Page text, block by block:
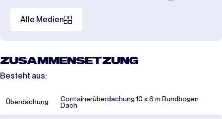
Alle Medien
ZUSAMMENSETZUNG
Besteht aus:
Überdachung
Containerüberdachung 10 x 6 m Rundbogen
Dach